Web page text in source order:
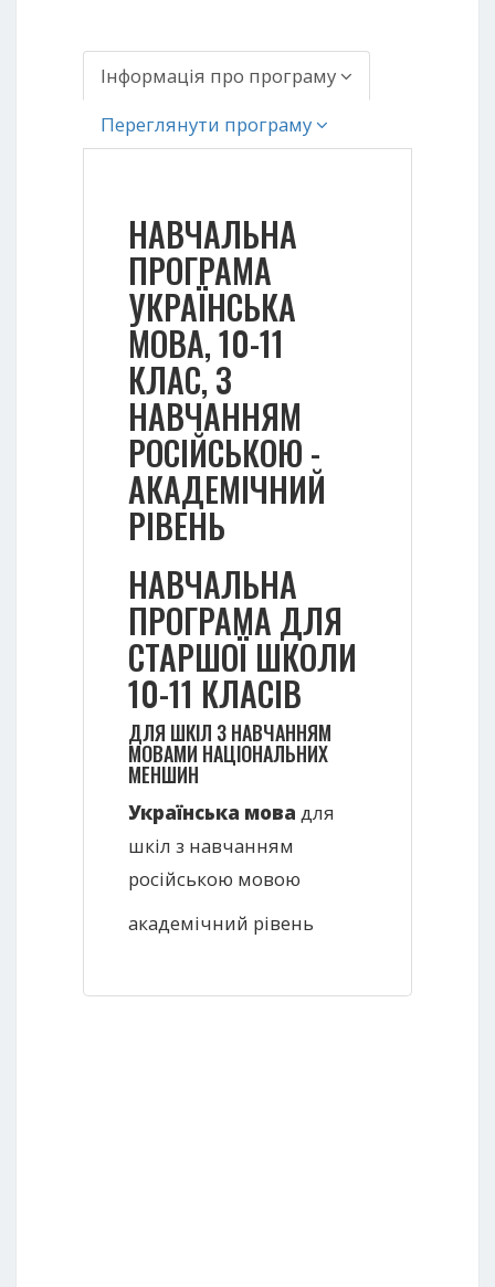
Інформація про програму
Переглянути програму
НАВЧАЛЬНА
ПРОГРАМА
УКРАЇНСЬКА
МОВА, 10-11
КЛАС, З
НАВЧАННЯМ
РОСІЙСЬКОЮ -
АКАДЕМІЧНИЙ
РІВЕНЬ
НАВЧАЛЬНА
ПРОГРАМА ДЛЯ
СТАРШОЇ ШКОЛИ
10-11 КЛАСІВ
ДЛЯ ШКІЛ З НАВЧАННЯМ
МОВАМИ НАЦІОНАЛЬНИХ
МЕНШИН
Українська мова для
шкіл з навчанням
російською мовою
академічний рівень